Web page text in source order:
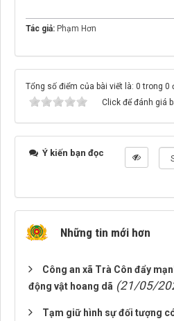
Tác giả: Phạm Hơn
Tổng số điểm của bài viết là: 0 trong 0
Click để đánh giá
Ý kiến bạn đọc
Những tin mới hơn
Công an xã Trà Côn đẩy
động vật hoang dã (21/05/
Tạm giữ hình sự đối tượng